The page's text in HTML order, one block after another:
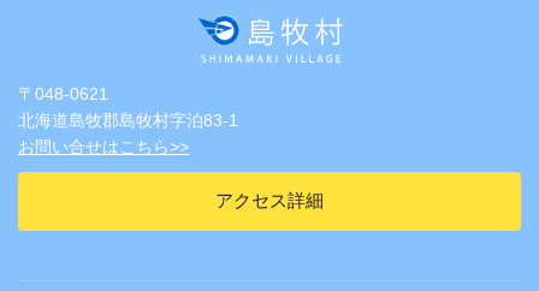
〒048-0621
北海道島牧郡島牧村字泊83-1
お問い合せはこちら>>
アクセス詳細